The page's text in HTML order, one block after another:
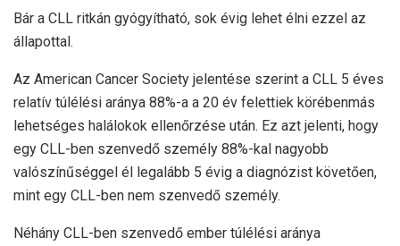
Bár a CLL ritkán gyógyítható, sok évig lehet élni ezzel az
állapottal.
Az American Cancer Society jelentése szerint a CLL 5 éves
relatív túlélési aránya 88%-a a 20 év felettiek körébenmás
lehetséges halálokok ellenőrzése után. Ez azt jelenti, hogy
egy CLL-ben szenvedő személy 88%-kal nagyobb
valószínűséggel él legalább 5 évig a diagnózist követően,
mint egy CLL-ben nem szenvedő személy.
Néhány CLL-ben szenvedő ember túlélési aránya